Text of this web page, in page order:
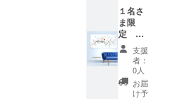
す。 飾
る場所
がお決
まりで
したら
お知ら
せくだ
さい。
ヨーク
やワシ
ントン
でも展
示企画
をして
いま
す。
１名さ
ま限
定 制
作オー
ダー
100×18
0cm
キャン
支援
者：
0人
お届
け予